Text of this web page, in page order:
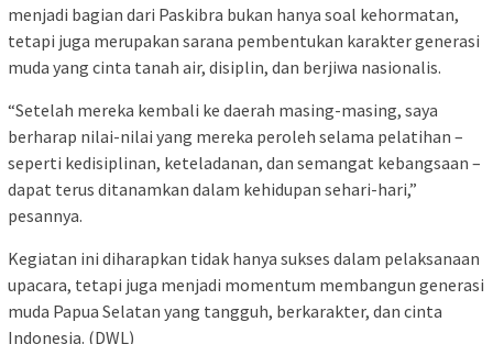
menjadi bagian dari Paskibra bukan hanya soal kehormatan,
tetapi juga merupakan sarana pembentukan karakter generasi
muda yang cinta tanah air, disiplin, dan berjiwa nasionalis.
“Setelah mereka kembali ke daerah masing-masing, saya
berharap nilai-nilai yang mereka peroleh selama pelatihan –
seperti kedisiplinan, keteladanan, dan semangat kebangsaan –
dapat terus ditanamkan dalam kehidupan sehari-hari,”
pesannya.
Kegiatan ini diharapkan tidak hanya sukses dalam pelaksanaan
upacara, tetapi juga menjadi momentum membangun generasi
muda Papua Selatan yang tangguh, berkarakter, dan cinta
Indonesia. (DWL)